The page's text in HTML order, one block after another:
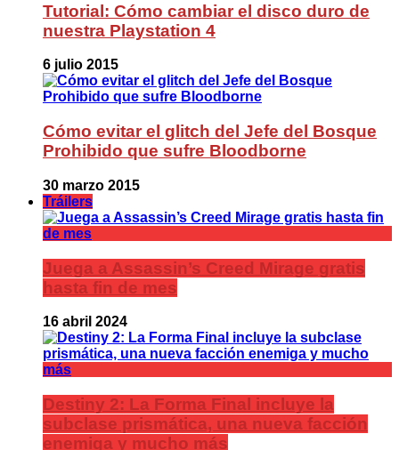
Tutorial: Cómo cambiar el disco duro de
nuestra Playstation 4
6 julio 2015
Cómo evitar el glitch del Jefe del Bosque
Prohibido que sufre Bloodborne
30 marzo 2015
Tráilers
Juega a Assassin’s Creed Mirage gratis
hasta fin de mes
16 abril 2024
Destiny 2: La Forma Final incluye la
subclase prismática, una nueva facción
enemiga y mucho más